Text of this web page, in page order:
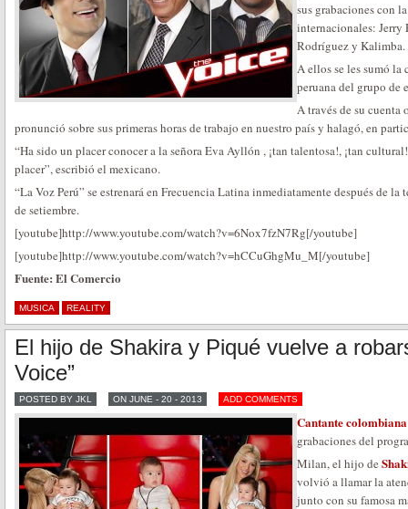
sus grabaciones con
internacionales: Jerry
Rodríguez y Kalimba.
A ellos se les sumó la
peruana del grupo de
A través de su cuenta
pronunció sobre sus primeras horas de trabajo en nuestro país y halagó, en
“Ha sido un placer conocer a la señora Eva Ayllón , ¡tan talentosa!, ¡tan
placer”, escribió el mexicano.
“La Voz Perú” se estrenará en Frecuencia Latina inmediatamente después de la
de setiembre.
[youtube]http://www.youtube.com/watch?v=6Nox7fzN7Rg[/youtube]
[youtube]http://www.youtube.com/watch?v=hCCuGhgMu_M[/youtube]
Fuente: El Comercio
MUSICA REALITY
El hijo de Shakira y Piqué vuelve a
Voice”
POSTED BY JKL ON JUNE - 20 - 2013 ADD COMMENTS
Cantante colombiana
grabaciones del
Milan, el hijo de
volvió a llamar la
junto con su famosa